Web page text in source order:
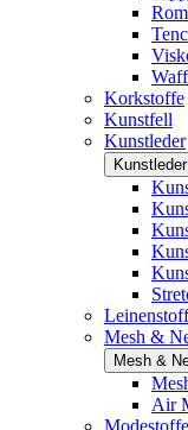
Korkstoffe
Kunstfell
Kunstleder
Kunstleder
Mesh &
Mesh &
Air
Modestoffe